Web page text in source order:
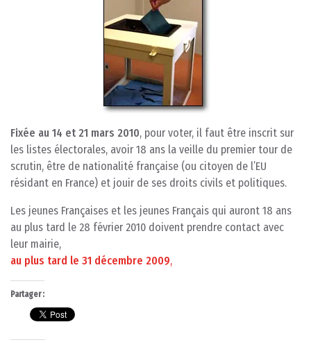
Fixée au 14 et 21 mars 2010, pour voter, il faut être inscrit sur
les listes électorales, avoir 18 ans la veille du premier tour de
scrutin, être de nationalité française (ou citoyen de l’EU
résidant en France) et jouir de ses droits civils et politiques.
Les jeunes Françaises et les jeunes Français qui auront 18 ans
au plus tard le 28 février 2010 doivent prendre contact avec
leur mairie,
au plus tard le 31 décembre 2009,
Partager :